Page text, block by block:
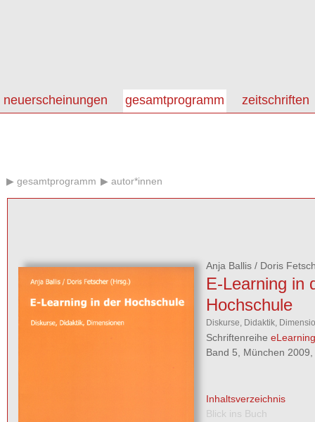
neuerscheinungen gesamtprogramm zeitschriften
gesamtprogramm autor*innen
Anja Ballis/ Doris
E-Learning in
Hochschule
Diskurse, Didaktik,
Schriftenreihe eLearning
Band 5, München
Inhaltsverzeichnis
Blick ins Buch